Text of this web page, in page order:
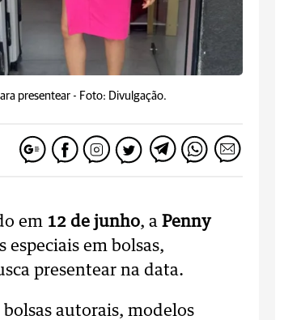
presentear - Foto: Divulgação.
em 12 de junho, a Penny
especiais em bolsas,
presentear na data.
autorais, modelos